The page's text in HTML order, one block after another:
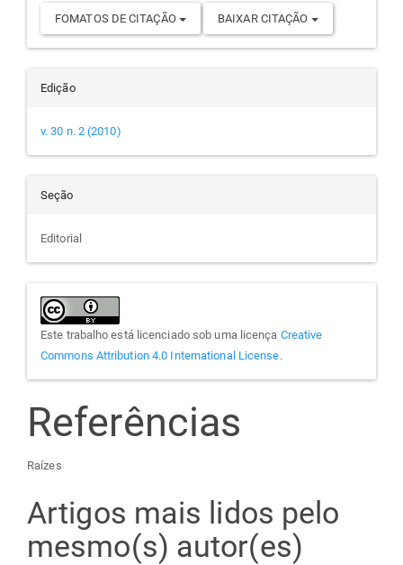
FOMATOS DE CITAÇÃO BAIXAR CITAÇÃO
Edição
v. 30 n. 2 (2010)
Seção
Editorial
Este trabalho está licenciado sob uma licença Creative
Commons Attribution 4.0 International License.
Referências
Raízes
Artigos mais lidos pelo
mesmo(s) autor(es)